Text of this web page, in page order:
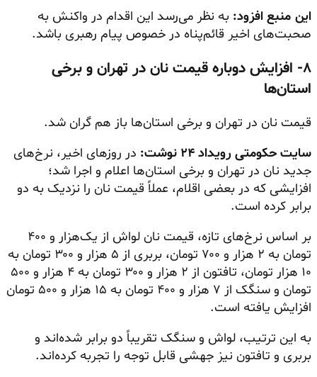
این منبع افزود: به نظر می‌رسد این اقدام در واکنش به
صحبت‌های اخیر قائم‌پناه در خصوص پیام رهبری باشد.
۸- افزایش دوباره قیمت نان در تهران و برخی
استان‌ها
قیمت نان در تهران و برخی استان‌ها باز هم گران شد.
سایت حکومتی رویداد ۲۴ نوشت:
در روزهای اخیر، نرخ‌های
جدید نان در تهران و برخی استان‌ها اعلام و اجرا شد؛
افزایشی که در بعضی اقلام، عملاً قیمت نان را نزدیک به دو
برابر کرده است.
بر اساس نرخ‌های تازه، قیمت نان لواش از یک‌هزار و ۴۰۰
تومان به ۲ هزار و ۷۰۰ تومان، بربری از ۵ هزار و ۳۰۰ تومان به
۱۰ هزار تومان، تافتون از ۲ هزار و ۳۰۰ تومان به ۴ هزار و ۵۰۰
تومان و سنگک از ۷ هزار و ۴۰۰ تومان به ۱۵ هزار و ۵۰۰ تومان
افزایش یافته است.
به این ترتیب، لواش و سنگک تقریباً دو برابر شده‌اند و
بربری و تافتون نیز جهشی قابل توجه را تجربه کرده‌اند.